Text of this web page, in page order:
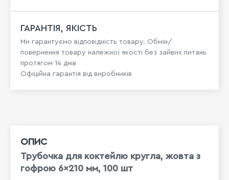
ГАРАНТІЯ, ЯКІСТЬ
Ми гарантуємо відповідність товару. Обмін/
повернення товару належної якості без зайвих питань
протягом 14 днів
Офіційна гарантія від виробників
ОПИС
Трубочка для коктейлю кругла, жовта з
гофрою 6×210 мм, 100 шт